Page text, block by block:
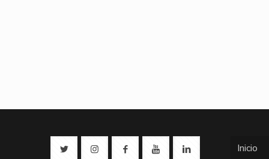
Inicio